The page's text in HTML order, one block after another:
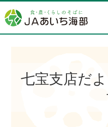
容
を
七宝支店だ